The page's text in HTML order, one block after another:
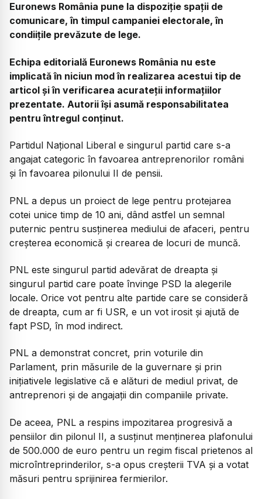
Euronews România pune la dispoziție spații de
comunicare, în timpul campaniei electorale, în
condiițile prevăzute de lege.
Echipa editorială Euronews România nu este
implicată în niciun mod în realizarea acestui tip de
articol și în verificarea acurateții informațiilor
prezentate. Autorii își asumă responsabilitatea
pentru întregul conținut.
Partidul Național Liberal e singurul partid care s-a
angajat categoric în favoarea antreprenorilor români
și în favoarea pilonului II de pensii.
PNL a depus un proiect de lege pentru protejarea
cotei unice timp de 10 ani, dând astfel un semnal
puternic pentru susținerea mediului de afaceri, pentru
creșterea economică și crearea de locuri de muncă.
PNL este singurul partid adevărat de dreapta și
singurul partid care poate învinge PSD la alegerile
locale. Orice vot pentru alte partide care se consideră
de dreapta, cum ar fi USR, e un vot irosit și ajută de
fapt PSD, în mod indirect.
PNL a demonstrat concret, prin voturile din
Parlament, prin măsurile de la guvernare și prin
inițiativele legislative că e alături de mediul privat, de
antreprenori și de angajații din companiile private.
De aceea, PNL a respins impozitarea progresivă a
pensiilor din pilonul II, a susținut menținerea plafonului
de 500.000 de euro pentru un regim fiscal prietenos al
microîntreprinderilor, s-a opus creșterii TVA și a votat
măsuri pentru sprijinirea fermierilor.